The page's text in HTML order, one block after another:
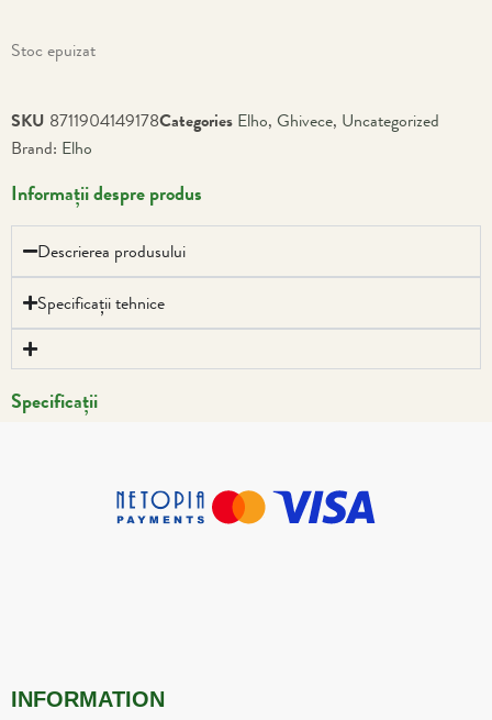
Stoc epuizat
SKU 8711904149178Categories Elho, Ghivece, Uncategorized
Brand: Elho
Informații despre produs
Descrierea produsului
Specificații tehnice
Specificații
INFORMATION